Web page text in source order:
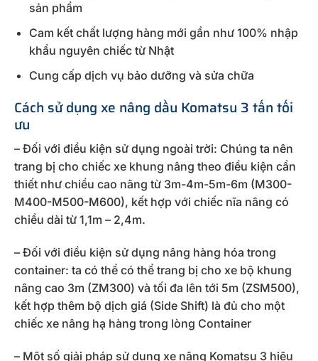
sản phẩm
Cam kết chất lượng hàng mới gần như 100% nhập
khẩu nguyên chiếc từ Nhật
Cung cấp dịch vụ bảo dưỡng và sửa chữa
Cách sử dụng xe nâng dầu Komatsu 3 tấn tối
ưu
– Đối với điều kiện sử dụng ngoài trời: Chúng ta nên
trang bị cho chiếc xe khung nâng theo điều kiện cần
thiết như chiều cao nâng từ 3m-4m-5m-6m (M300-
M400-M500-M600), kết hợp với chiếc nĩa nâng có
chiều dài từ 1,1m – 2,4m.
– Đối với điều kiện sử dụng nâng hàng hóa trong
container: ta có thể có thể trang bị cho xe bộ khung
nâng cao 3m (ZM300) và tối đa lên tới 5m (ZSM500),
kết hợp thêm bộ dịch giá (Side Shift) là đủ cho một
chiếc xe nâng hạ hàng trong lòng Container
– Một số giải pháp sử dụng xe nâng Komatsu 3 hiệu